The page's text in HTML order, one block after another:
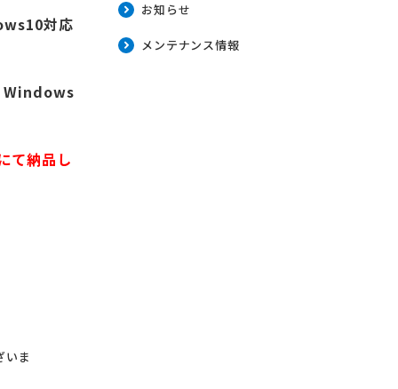
対応
Windows
て納品し
いま
お知らせ
メンテナンス情報